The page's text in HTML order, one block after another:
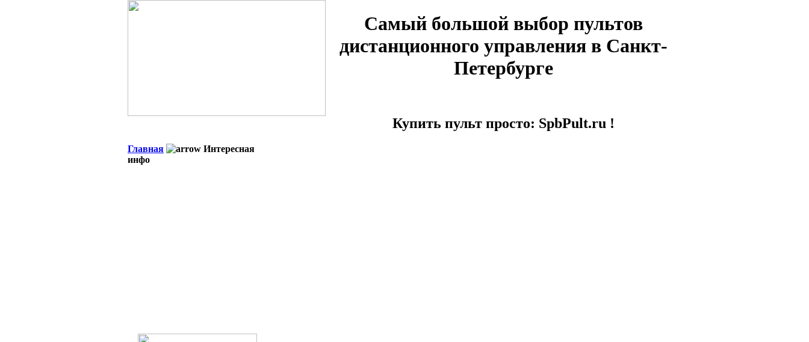
Самый большой выбор пультов
дистанционного управления в Санкт-
Петербурге
Купить пульт просто: SpbPult.ru !
Главная
Интересная
инфо